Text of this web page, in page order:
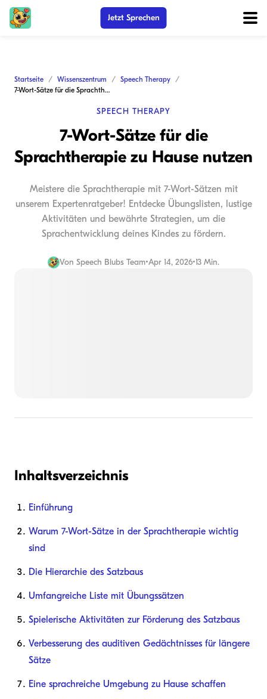
Jetzt Sprechen
Startseite Wissenszentrum
Speech Therapy
7-Wort-Sätze für die Sprachtherapie zu Hause nutzen
SPEECH THERAPY
7-Wort-Sätze für die
Sprachtherapie zu Hause nutzen
Meistere die Sprachtherapie mit 7-Wort-Sätzen mit
unserem Expertenratgeber! Entdecke Übungslisten, lustige
Aktivitäten und bewährte Strategien, um die
Sprachentwicklung deines Kindes zu fördern.
Von Speech Blubs Team•Apr 14, 2026•13 Min.
Inhaltsverzeichnis
Einführung
Warum 7-Wort-Sätze in der Sprachtherapie wichtig
sind
Die Hierarchie des Satzbaus
Umfangreiche Liste mit Übungssätzen
Spielerische Aktivitäten zur Förderung des Satzbaus
Verbesserung des auditiven Gedächtnisses für längere
Sätze
Eine sprachreiche Umgebung zu Hause schaffen